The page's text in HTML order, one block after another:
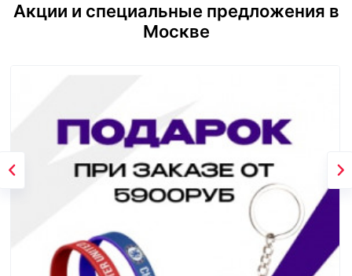
Акции и специальные предложения в
Москве